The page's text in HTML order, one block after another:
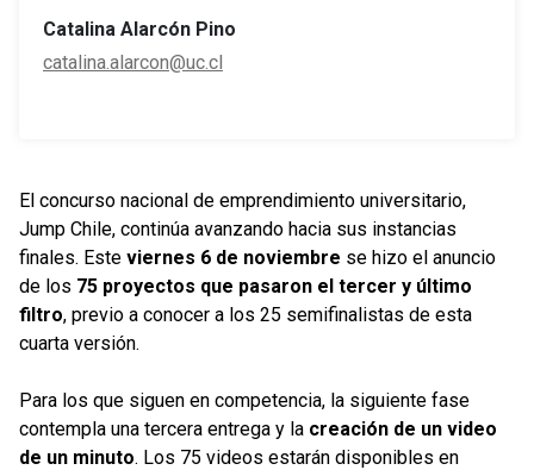
Catalina Alarcón Pino
catalina.alarcon@uc.cl
El concurso nacional de emprendimiento universitario,
Jump Chile, continúa avanzando hacia sus instancias
finales. Este viernes 6 de noviembre se hizo el anuncio
de los 75 proyectos que pasaron el tercer y último
filtro, previo a conocer a los 25 semifinalistas de esta
cuarta versión.
Para los que siguen en competencia, la siguiente fase
contempla una tercera entrega y la creación de un video
de un minuto. Los 75 videos estarán disponibles en